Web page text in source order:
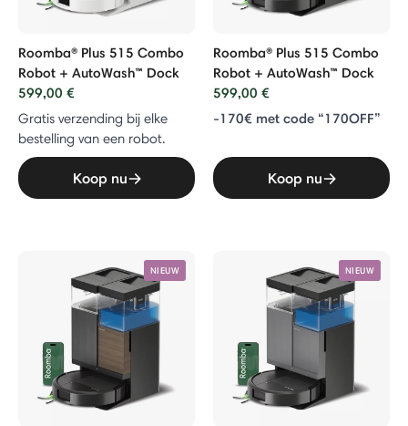
Roomba® Plus 515 Combo
Robot + AutoWash™ Dock
599,00 €
Gratis verzending bij elke
bestelling van een robot.
Koop nu
Roomba® Plus 515 Combo
Robot + AutoWash™ Dock
599,00 €
-170€ met code “170OFF”
Koop nu
NIEUW NIEUW